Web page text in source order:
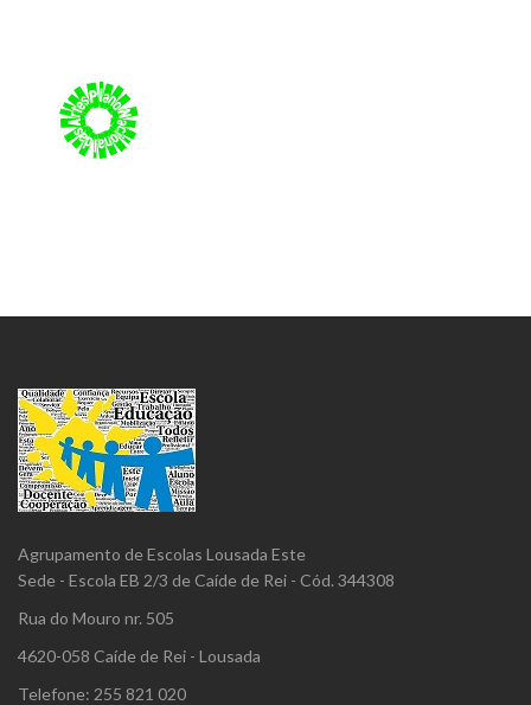
Agrupamento de Escolas Lousada Este
Sede - Escola EB 2/3 de Caíde de Rei - Cód. 344308
Rua do Mouro nr. 505
4620-058 Caíde de Rei - Lousada
Telefone: 255 821 020